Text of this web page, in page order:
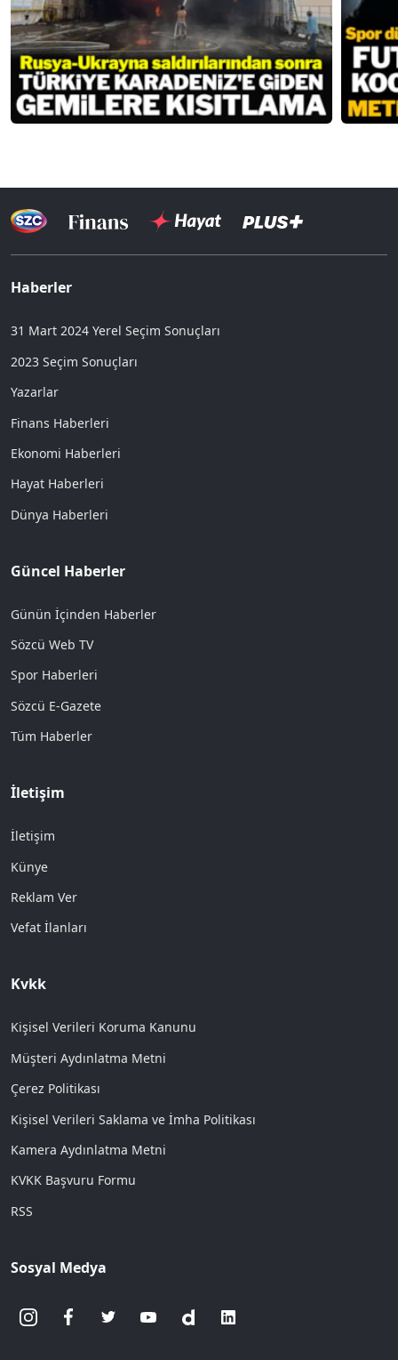
Haberler
31 Mart 2024 Yerel Seçim Sonuçları
2023 Seçim Sonuçları
Yazarlar
Finans Haberleri
Ekonomi Haberleri
Hayat Haberleri
Dünya Haberleri
Güncel Haberler
Günün İçinden Haberler
Sözcü Web TV
Spor Haberleri
Sözcü E-Gazete
Tüm Haberler
İletişim
İletişim
Künye
Reklam Ver
Vefat İlanları
Kvkk
Kişisel Verileri Koruma Kanunu
Müşteri Aydınlatma Metni
Çerez Politikası
Kişisel Verileri Saklama ve İmha Politikası
Kamera Aydınlatma Metni
KVKK Başvuru Formu
RSS
Sosyal Medya